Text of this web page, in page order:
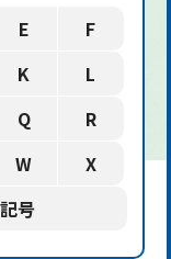
E
F
K
L
Q
R
W
X
号